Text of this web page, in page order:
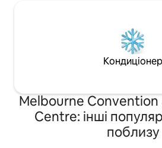
Кондиціонер
Melbourne
Centre: інші
поблизу